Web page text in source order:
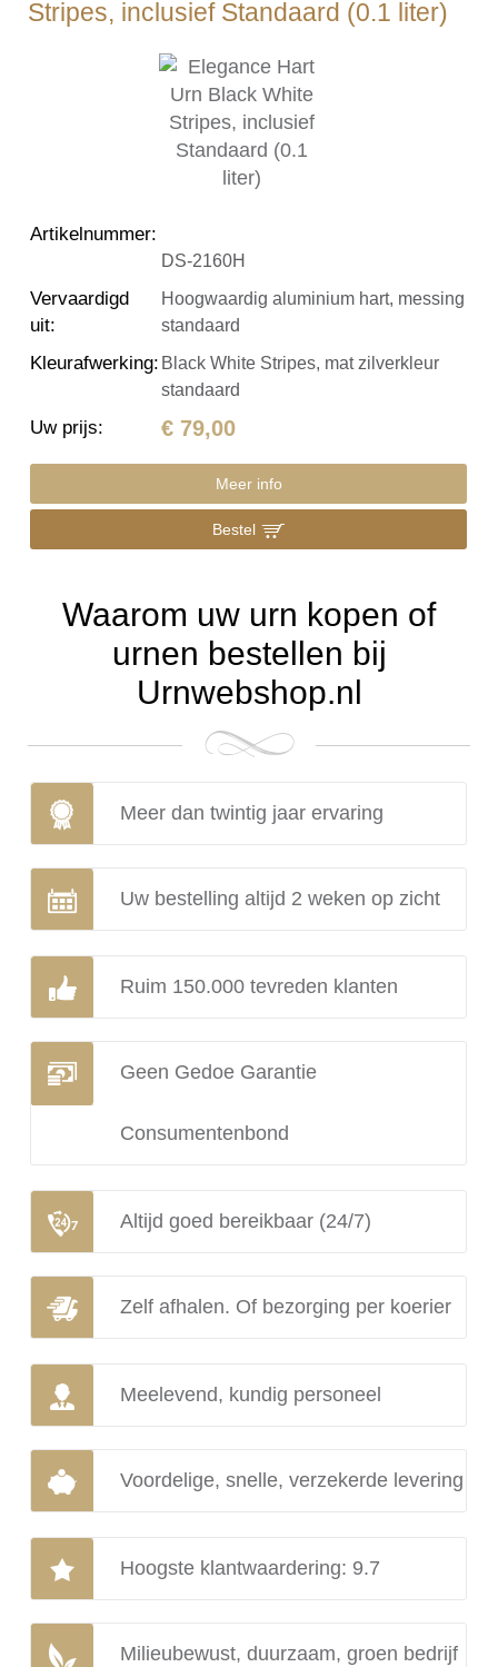
Stripes, inclusief Standaard (0.1 liter)
Artikelnummer:
DS-2160H
Vervaardigd
uit:
Hoogwaardig aluminium hart, messing
standaard
Kleurafwerking: Black White Stripes, mat zilverkleur
standaard
Uw prijs: € 79,00
Meer info
Bestel
Waarom uw urn kopen of
urnen bestellen bij
Urnwebshop.nl
Meer dan twintig jaar ervaring
Uw bestelling altijd 2 weken op zicht
Ruim 150.000 tevreden klanten
Geen Gedoe Garantie
Consumentenbond
Altijd goed bereikbaar (24/7)
Zelf afhalen. Of bezorging per koerier
Meelevend, kundig personeel
Voordelige, snelle, verzekerde levering
Hoogste klantwaardering: 9.7
Milieubewust, duurzaam, groen bedrijf